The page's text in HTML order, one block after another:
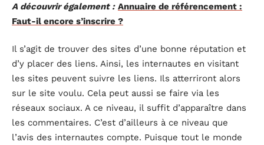
A découvrir également : Annuaire de référencement :
Faut-il encore s’inscrire ?
Il s’agit de trouver des sites d’une bonne réputation et
d’y placer des liens. Ainsi, les internautes en visitant
les sites peuvent suivre les liens. Ils atterriront alors
sur le site voulu. Cela peut aussi se faire via les
réseaux sociaux. A ce niveau, il suffit d’apparaître dans
les commentaires. C’est d’ailleurs à ce niveau que
l’avis des internautes compte. Puisque tout le monde